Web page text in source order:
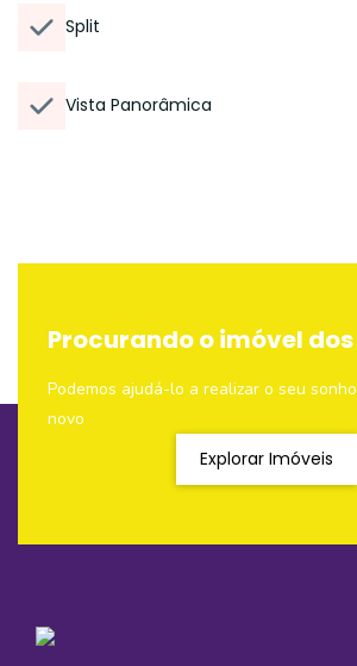
Split
Vista Panorâmica
Procurando o imóvel
Podemos ajudá-lo a realizar o seu
novo
Explorar Imóveis